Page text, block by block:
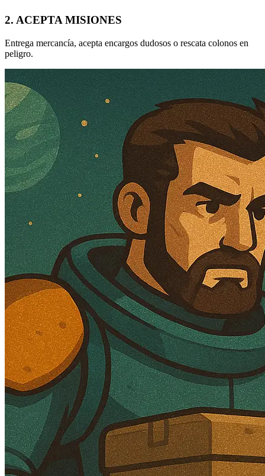
2. ACEPTA MISIONES
Entrega mercancía, acepta encargos dudosos o rescata colonos en
peligro.